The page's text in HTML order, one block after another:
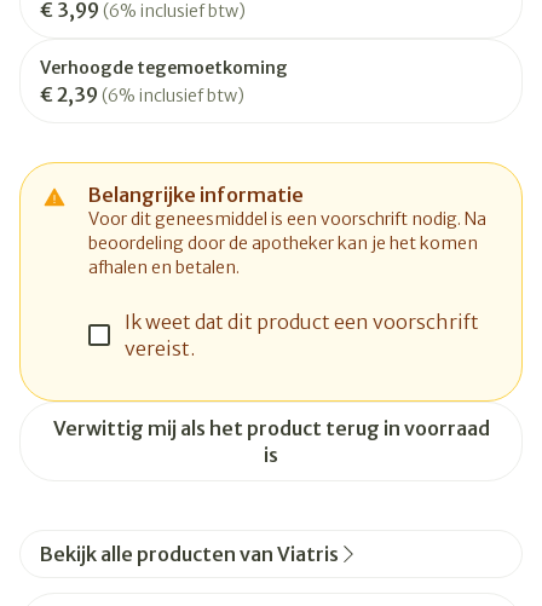
€ 3,99 (6% inclusief btw)
Verhoogde tegemoetkoming
€ 2,39 (6% inclusief btw)
Belangrijke informatie
Voor dit geneesmiddel is een voorschrift nodig. Na
beoordeling door de apotheker kan je het komen
afhalen en betalen.
Ik weet dat dit product een voorschrift
vereist.
Verwittig mij als het product terug in voorraad
is
Bekijk alle producten van Viatris